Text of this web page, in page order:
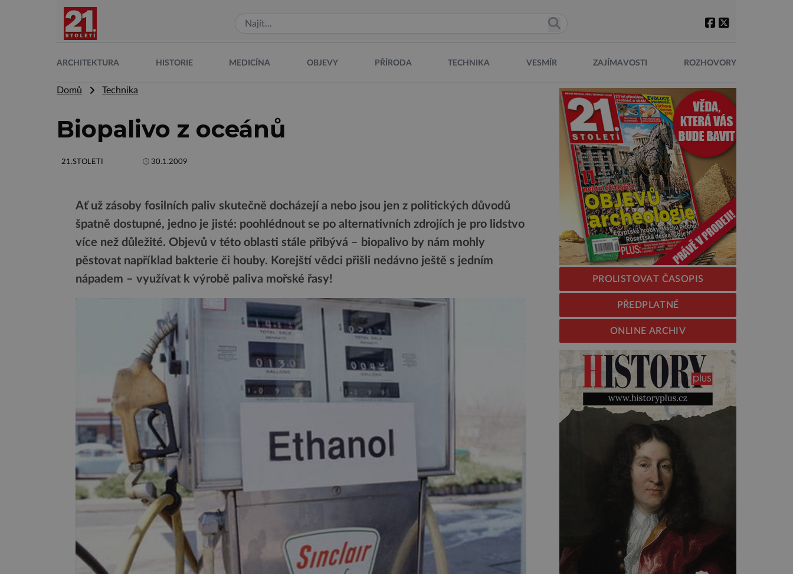
ARCHITEKTURA HISTORIE MEDICÍNA OBJEVY PŘÍRODA TECHNIKA VESMÍR ZAJÍMAVOSTI ROZHOVORY
Domů Technika
Biopalivo z oceánů
21.STOLETI 30.1.2009
Ať už zásoby fosilních paliv skutečně docházejí a nebo jsou jen z politických důvodů
špatně dostupné, jedno je jisté: poohlédnout se po alternativních zdrojích je pro lidstvo
více než důležité. Objevů v této oblasti stále přibývá – biopalivo by nám mohly
pěstovat například bakterie či houby. Korejští vědci přišli nedávno ještě s jedním
nápadem – využívat k výrobě paliva mořské řasy!
PROLISTOVAT ČASOPIS
PŘEDPLATNÉ
ONLINE ARCHIV